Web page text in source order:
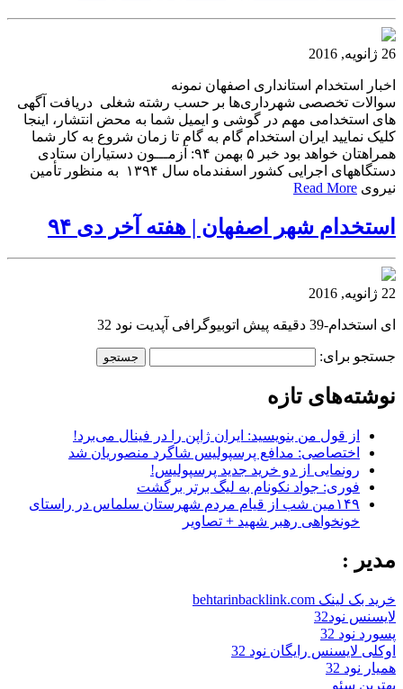
26 ژانویه, 2016
اخبار استخدام استانداری اصفهان نمونه
سوالات تخصصی شهرداری‌ها بر حسب رشته شغلی دریافت آگهی
های استخدامی مهم در گوشی و ایمیل شما به محض انتشار، اینجا
کلیک نمایید ایران استخدام گام به گام تا زمان شروع به کار شما
همراهتان خواهد بود خبر ۵ بهمن ۹۴: آزمـــون دستیاران ستادی
دستگاههای اجرایی کشور اسفندماه سال ۱۳۹۴ به منظور تأمین
نیروی Read More
استخدام شهر اصفهان | هفته آخر دی ۹۴
22 ژانویه, 2016
ای استخدام-39 دقیقه پیش اتوبیوگرافی آپدیت نود 32
جستجو برای:
نوشته‌های تازه
از قول من بنویسید: ایران ژاپن را در فینال می‌برد!
اختصاصی: مدافع پرسپولیس شاگرد منصوریان شد
رونمایی از دو خرید جدید پرسپولیس!
فوری: جواد نکونام به لیگ برتر برگشت
۱۴۹مین شب از قیام مردم شهرستان سلماس در راستای
خونخواهی رهبر شهید + تصاویر
مدیر :
خرید بک لینک behtarinbacklink.com
لایسنس نود32
پسورد نود 32
اوکلی لایسنس رایگان نود 32
همیار نود 32
بهترین سئو